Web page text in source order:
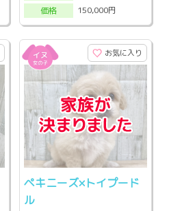
価格
150,000円
お気に入り
ペキニーズ×トイプード
ル